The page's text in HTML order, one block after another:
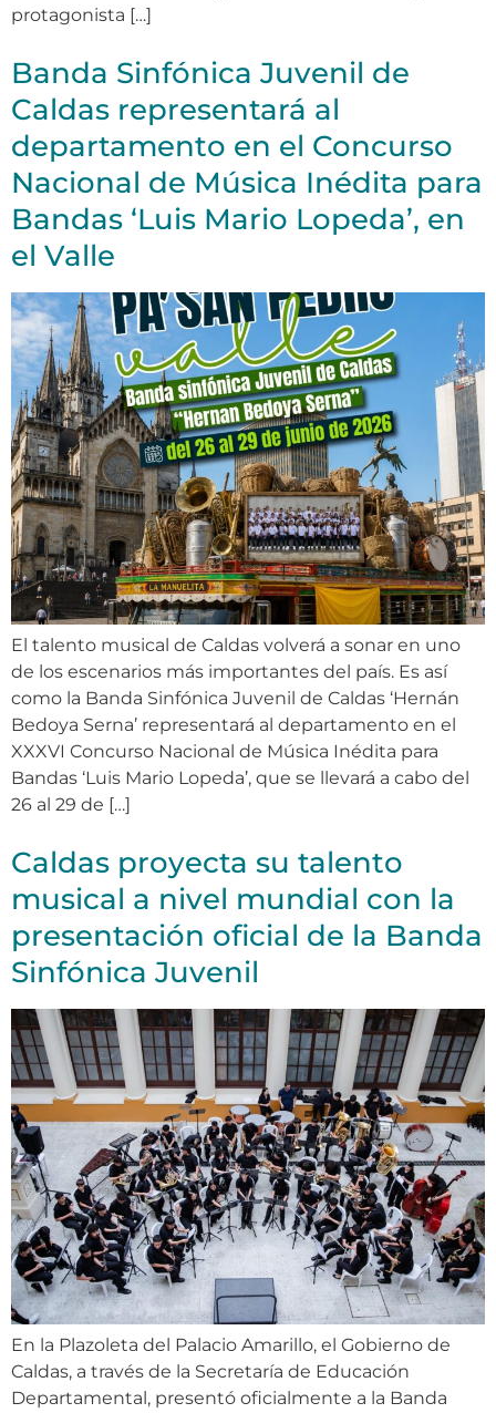
protagonista […]
Banda Sinfónica Juvenil de
Caldas representará al
departamento en el Concurso
Nacional de Música Inédita para
Bandas ‘Luis Mario Lopeda’, en
el Valle
El talento musical de Caldas volverá a sonar en uno
de los escenarios más importantes del país. Es así
como la Banda Sinfónica Juvenil de Caldas ‘Hernán
Bedoya Serna’ representará al departamento en el
XXXVI Concurso Nacional de Música Inédita para
Bandas ‘Luis Mario Lopeda’, que se llevará a cabo del
26 al 29 de […]
Caldas proyecta su talento
musical a nivel mundial con la
presentación oficial de la Banda
Sinfónica Juvenil
En la Plazoleta del Palacio Amarillo, el Gobierno de
Caldas, a través de la Secretaría de Educación
Departamental, presentó oficialmente a la Banda